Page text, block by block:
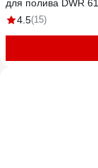
для полива DWR
4.5(15)